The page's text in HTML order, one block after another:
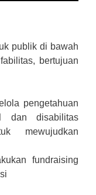
publik di bawah
bertujuan
pengetahuan
dan disabilitas
mewujudkan
fundraising